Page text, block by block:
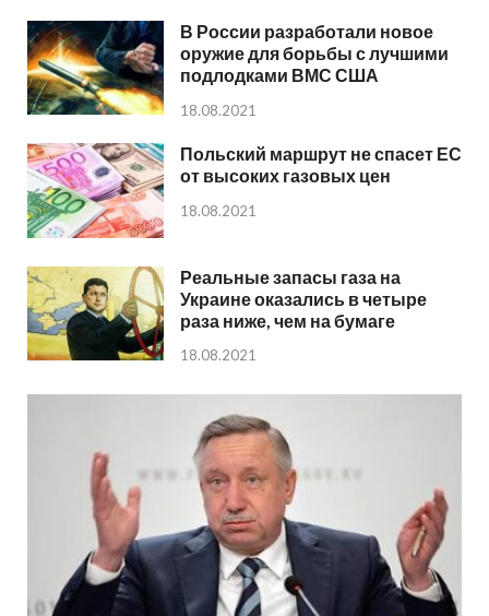
В России разработали новое
оружие для борьбы с лучшими
подлодками ВМС США
18.08.2021
Польский маршрут не спасет ЕС
от высоких газовых цен
18.08.2021
Реальные запасы газа на
Украине оказались в четыре
раза ниже, чем на бумаге
18.08.2021